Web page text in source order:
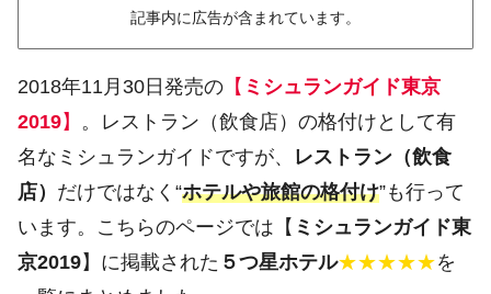
記事内に広告が含まれています。
2018年11月30日発売の 【 ミシュランガイド東京
2019】 。レストラン（飲食店）の格付けとして有
名なミシュランガイドですが、 レストラン（飲食
店） だけではなく“ホテルや旅館の格付け”も行って
います。こちらのページでは【 ミシュランガイド東
京2019】に掲載された ５つ星ホテル★★★★★を